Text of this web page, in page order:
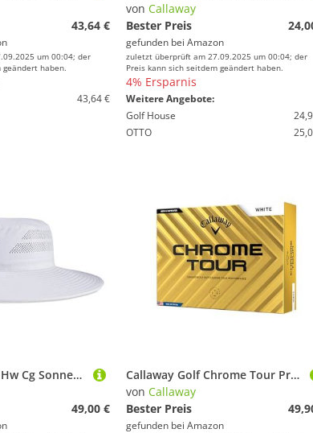
43,64 €
um 00:04; der
geändert haben.
43,64 €
von Callaway
Bester Preis
gefunden bei Amazon
zuletzt überprüft am 27.09.2025 um 00:04; der
Preis kann sich seitdem geändert haben.
4% Ersparnis
Weitere Angebote:
Golf House
OTTO
Callaway Unisex Hw Cg Sonnenhut Sun Hat, Weiß, Einheitsgröße EU
49,00 €
Callaway Golf Chrome Tour Premium Golfball 2024, Weiß
von Callaway
Bester Preis
gefunden bei Amazon